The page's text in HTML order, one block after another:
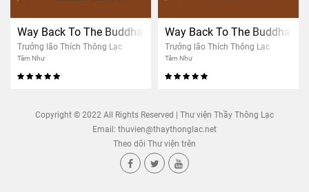
Way Back To The Buddha’s Place – Volume 6
Trưởng lão Thích Thông Lạc
Tâm Như
Way Back To The Buddha’s
Trưởng lão Thích Thông Lạc
Tâm Như
Copyright © 2022 All Rights Reserved | Thư viện Thầy Thông Lạc
Email: thuvien@thaythonglac.net
Theo dõi Thư viện trên